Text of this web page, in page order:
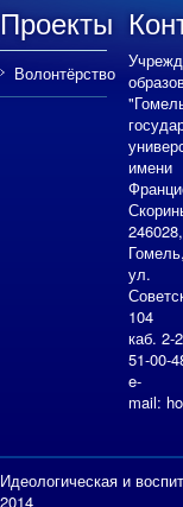
Проекты
Волонтёрство
имени
Гомель,
ул.
104
каб. 2-
51-00-
e-
mail:
Идеологическая и
2014